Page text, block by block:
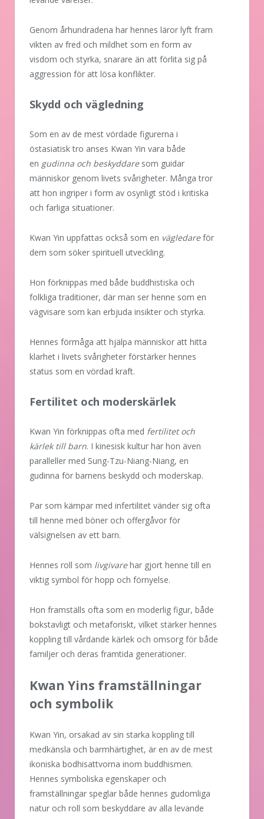
Genom århundradena har hennes läror lyft fram
vikten av fred och mildhet som en form av
visdom och styrka, snarare än att förlita sig på
aggression för att lösa konflikter.
Skydd och vägledning
Som en av de mest vördade figurerna i
östasiatisk tro anses Kwan Yin vara både
en gudinna och beskyddaresom guidar
människor genom livets svårigheter. Många tror
att hon ingriper i form av osynligt stöd i kritiska
och farliga situationer.
Kwan Yin uppfattas också som en vägledareför
dem som söker spirituell utveckling.
Hon förknippas med både buddhistiska och
folkliga traditioner, där man ser henne som en
vägvisare som kan erbjuda insikter och styrka.
Hennes förmåga att hjälpa människor att hitta
klarhet i livets svårigheter förstärker hennes
status som en vördad kraft.
Fertilitet och moderskärlek
Kwan Yin förknippas ofta med fertilitet och
kärlek till barn. I kinesisk kultur har hon även
paralleller med Sung-Tzu-Niang-Niang, en
gudinna för barnens beskydd och moderskap.
Par som kämpar med infertilitet vänder sig ofta
till henne med böner och offergåvor för
välsignelsen av ett barn.
Hennes roll som livgivarehar gjort henne till en
viktig symbol för hopp och förnyelse.
Hon framställs ofta som en moderlig figur, både
bokstavligt och metaforiskt, vilket stärker hennes
koppling till vårdande kärlek och omsorg för både
familjer och deras framtida generationer.
Kwan Yins framställningar
och symbolik
Kwan Yin, orsakad av sin starka koppling till
medkänsla och barmhärtighet, är en av de mest
ikoniska bodhisattvorna inom buddhismen.
Hennes symboliska egenskaper och
framställningar speglar både hennes gudomliga
natur och roll som beskyddare av alla levande